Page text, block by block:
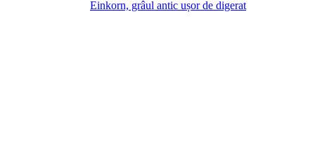
Einkorn, grâul antic ușor de digerat